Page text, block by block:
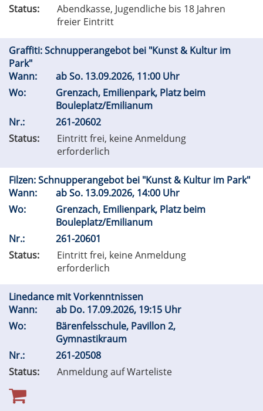
Status:
Abendkasse, Jugendliche bis 18 Jahren
freier Eintritt
Graffiti: Schnupperangebot bei "Kunst & Kultur im
Park"
Wann:
abSo. 13.09.2026, 11:00 Uhr
Wo:
Grenzach, Emilienpark, Platz beim
Bouleplatz/Emilianum
Nr.:
261-20602
Status:
Eintritt frei, keine Anmeldung
erforderlich
Filzen: Schnupperangebot bei "Kunst & Kultur im Park"
Wann:
abSo. 13.09.2026, 14:00 Uhr
Wo:
Grenzach, Emilienpark, Platz beim
Bouleplatz/Emilianum
Nr.:
261-20601
Status:
Eintritt frei, keine Anmeldung
erforderlich
Linedance mit Vorkenntnissen
Wann:
ab Do. 17.09.2026, 19:15 Uhr
Wo:
Bärenfelsschule, Pavillon 2,
Gymnastikraum
Nr.:
261-20508
Status:
Anmeldung auf Warteliste